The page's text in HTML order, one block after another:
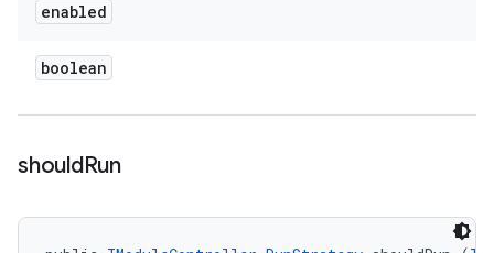
enabled
boolean
shouldRun